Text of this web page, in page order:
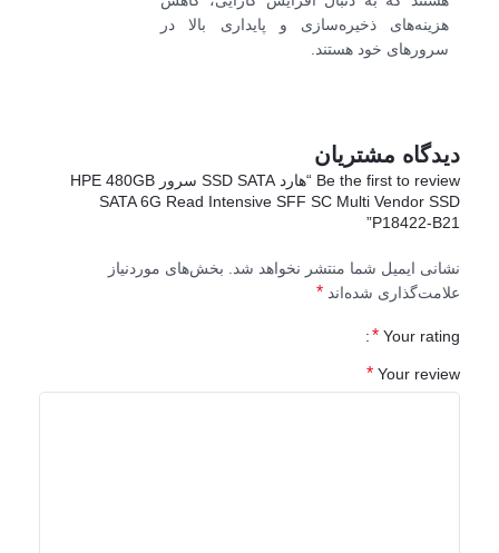
هزینه‌های ذخیره‌سازی و پایداری بالا در
سرورهای خود هستند.
دیدگاه مشتریان
Be the first to review “هارد SSD SATA سرور HPE 480GB
SATA 6G Read Intensive SFF SC Multi Vendor SSD
P18422-B21”
نشانی ایمیل شما منتشر نخواهد شد. بخش‌های موردنیاز
علامت‌گذاری شده‌اند *
Your rating
*
Your review
*